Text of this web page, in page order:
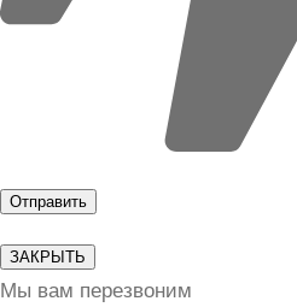
ЗАКРЫТЬ
Мы вам перезвоним